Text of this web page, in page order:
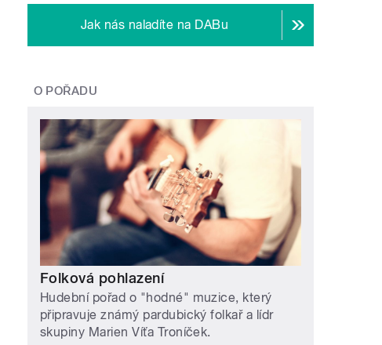
Jak nás naladíte na DABu
O POŘADU
Folková pohlazení
Hudební pořad o "hodné" muzice, který
připravuje známý pardubický folkař a lídr
skupiny Marien Víťa Troníček.